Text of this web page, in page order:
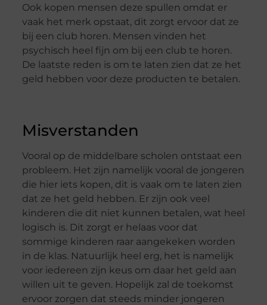
Ook kopen mensen deze spullen omdat er
vaak het merk opstaat, dit zorgt ervoor dat ze
bij een club horen. Mensen vinden het
psychisch heel fijn om bij een club te horen.
De laatste reden is om te laten zien dat ze het
geld hebben voor deze producten te betalen.
Misverstanden
Vooral op de middelbare scholen ontstaat een
probleem. Het zijn namelijk vooral de jongeren
die hier iets kopen, dit is vaak om te laten zien
dat ze het geld hebben. Er zijn ook veel
kinderen die dit niet kunnen betalen, wat heel
logisch is. Dit zorgt er helaas voor dat
sommige kinderen raar aangekeken worden
in de klas. Natuurlijk heel erg, het is namelijk
voor iedereen zijn keus om daar het geld aan
willen uit te geven. Hopelijk zal de toekomst
ervoor zorgen dat steeds minder jongeren